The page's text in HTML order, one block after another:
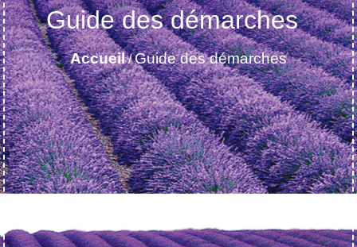
Guide des démarches
Accueil/Guide des démarches